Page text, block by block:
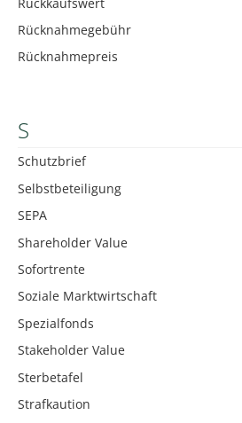
Rücknahmegebühr
Rücknahmepreis
S
Schutzbrief
Selbstbeteiligung
SEPA
Shareholder Value
Sofortrente
Soziale Marktwirtschaft
Spezialfonds
Stakeholder Value
Sterbetafel
Strafkaution